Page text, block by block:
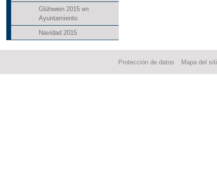
Glühwein 2015 en
Ayuntamiento
Navidad 2015
Protección de datos Mapa del